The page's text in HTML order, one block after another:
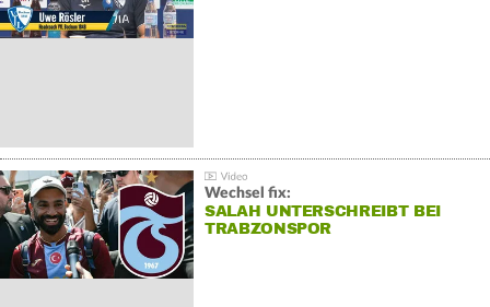
Wechsel fix:
SALAH UNTERSCHREIBT BEI
TRABZONSPOR